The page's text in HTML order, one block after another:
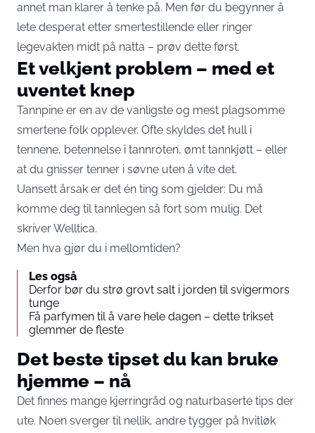
annet man klarer å tenke på. Men før du begynner å
lete desperat etter smertestillende eller ringer
legevakten midt på natta – prøv dette først.
Et velkjent problem – med et
uventet knep
Tannpine er en av de vanligste og mest plagsomme
smertene folk opplever. Ofte skyldes det hull i
tennene, betennelse i tannroten, ømt tannkjøtt – eller
at du gnisser tenner i søvne uten å vite det.
Uansett årsak er det én ting som gjelder: Du må
komme deg til tannlegen så fort som mulig. Det
skriverWelltica.
Men hva gjør du i mellomtiden?
Les også
Derfor bør du strø grovt salt i jorden til svigermors
tunge
Få parfymen til å vare hele dagen – dette trikset
glemmer de fleste
Det beste tipset du kan bruke
hjemme – nå
Det finnes mange kjerringråd og naturbaserte tips der
ute. Noen sverger til nellik, andre tygger på hvitløk